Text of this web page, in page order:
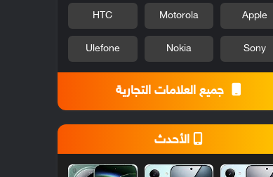
Apple
Motorola
HTC
Sony
Nokia
Ulefone
جميع العلامات التجارية
الأحدث